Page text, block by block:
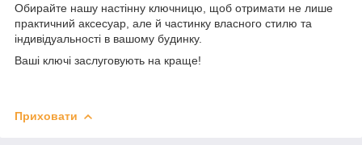
Обирайте нашу настінну ключницю, щоб отримати не лише
практичний аксесуар, але й частинку власного стилю та
індивідуальності в вашому будинку.
Ваші ключі заслуговують на краще!
Приховати